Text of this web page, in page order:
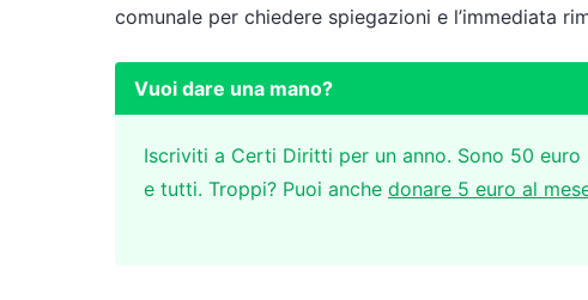
comunale per chiedere spiegazioni e l’immediata
Vuoi dare una mano?
Iscriviti a Certi Diritti per un anno. Sono 50
e tutti. Troppi? Puoi anche donare 5 euro al